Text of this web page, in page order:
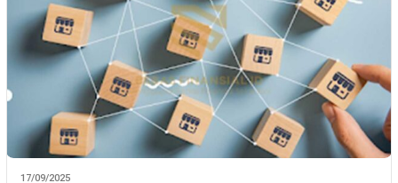
17/09/2025